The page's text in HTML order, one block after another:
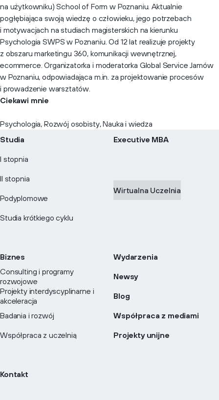
na użytkowniku) School of Form w Poznaniu. Aktualnie
pogłębiająca swoją wiedzę o człowieku, jego potrzebach
i motywacjach na studiach magisterskich na kierunku
Psychologia SWPS w Poznaniu. Od 12 lat realizuje projekty
z obszaru marketingu 360, komunikacji wewnętrznej,
ecommerce. Organizatorka i moderatorka Global Service Jamów
w Poznaniu, odpowiadająca m.in. za projektowanie procesów
i prowadzenie warsztatów.
Ciekawi mnie
Psychologia, Rozwój osobisty, Nauka i wiedza
Studia
I stopnia
II stopnia
Podyplomowe
Studia krótkiego cyklu
Executive MBA
Wirtualna Uczelnia
Biznes
Consulting i programy
rozwojowe
Projekty interdyscyplinarne i
akceleracja
Badania i rozwój
Współpraca z uczelnią
Kontakt
Wydarzenia
Newsy
Blog
Współpraca z mediami
Projekty unijne